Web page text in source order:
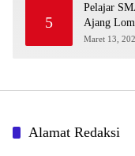
5
Pelajar
Ajang
Diraih
Maret 13,
Alamat Redaksi